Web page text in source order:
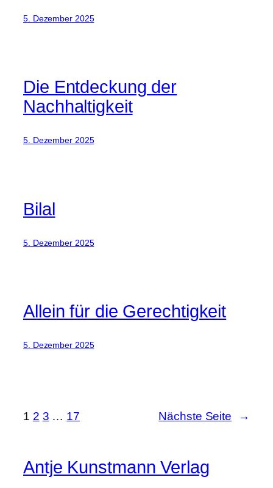
5. Dezember 2025
Die Entdeckung der
Nachhaltigkeit
5. Dezember 2025
Bilal
5. Dezember 2025
Allein für die Gerechtigkeit
5. Dezember 2025
1 2 3 … 17 Nächste Seite →
Antje Kunstmann Verlag